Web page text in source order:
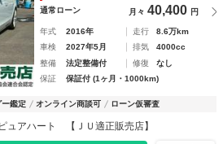
通常ローン 月々 40,400 円
年式 2016年 走行
8.6万km
車検
2027年5月 排気
4000cc
整備
法定整備付 修復
なし
保証
保証付 (1ヶ月・1000km)
ー鑑定 オンライン商談可 ローン仮審査
アハート 【ＪＵ適正販売店】